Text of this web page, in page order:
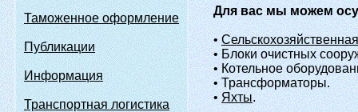
Таможенное оформление
Публикации
Информация
Транспортная логистика
Для вас мы можем
•Сельскохозяйственная
• Блоки очистных
• Котельное
• Трансформаторы.
•Яхты.